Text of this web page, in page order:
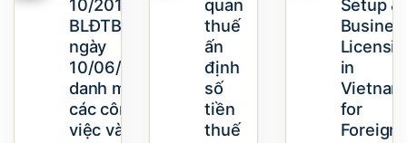
10/2013/TT-
BLĐTBXH
ngày
10/06/2013
danh mục
các công
việc và nơi
quan
thuế
ấn
định
số
tiền
thuế
Setup &
in
Vietnam
for
Foreign